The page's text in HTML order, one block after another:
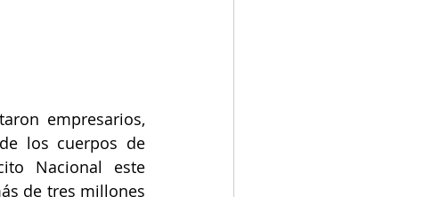
empresarios,
los cuerpos de
Nacional este
de tres millones